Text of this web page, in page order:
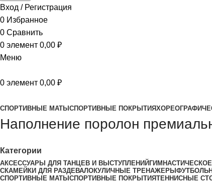
Вход / Регистрация
0 Избранное
0 Сравнить
0 элемент 0,00 ₽
Меню
0 элемент 0,00 ₽
СПОРТИВНЫЕ МАТЫ СПОРТИВНЫЕ ПОКРЫТИЯ
Наполнение поролон
Категории
АКСЕССУАРЫ ДЛЯ ТАНЦЕВ И ВЫСТУПЛЕНИЙ
СКАМЕЙКИ ДЛЯ РАЗДЕВАЛОКУЛИЧНЫЕ ТРЕНАЖЕРЫ
СПОРТИВНЫЕ МАТЫ СПОРТИВНЫЕ ПОКРЫТИЯТЕННИСНЫЕ